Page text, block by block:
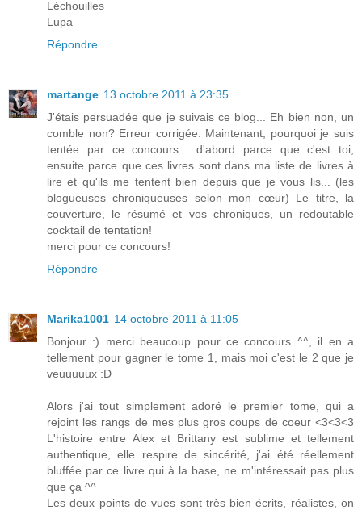
Léchouilles
Lupa
Répondre
martange 13 octobre 2011 à 23:35
J'étais persuadée que je suivais ce blog... Eh bien non, un
comble non? Erreur corrigée. Maintenant, pourquoi je suis
tentée par ce concours... d'abord parce que c'est toi,
ensuite parce que ces livres sont dans ma liste de livres à
lire et qu'ils me tentent bien depuis que je vous lis... (les
blogueuses chroniqueuses selon mon cœur) Le titre, la
couverture, le résumé et vos chroniques, un redoutable
cocktail de tentation!
merci pour ce concours!
Répondre
Marika1001 14 octobre 2011 à 11:05
Bonjour :) merci beaucoup pour ce concours ^^, il en a
tellement pour gagner le tome 1, mais moi c'est le 2 que je
veuuuuux :D
Alors j'ai tout simplement adoré le premier tome, qui a
rejoint les rangs de mes plus gros coups de coeur <3<3<3
L'histoire entre Alex et Brittany est sublime et tellement
authentique, elle respire de sincérité, j'ai été réellement
bluffée par ce livre qui à la base, ne m'intéressait pas plus
que ça ^^
Les deux points de vues sont très bien écrits, réalistes, on